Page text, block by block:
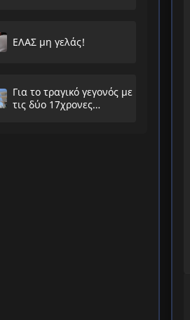
ΕΛΑΣ μη γελάς!
Για το τραγικό γεγονός με
τις δύο 17χρονες